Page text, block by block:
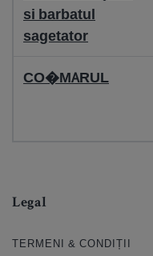
si barbatul
sagetator
CO�MARUL
Legal
TERMENI & CONDIȚII